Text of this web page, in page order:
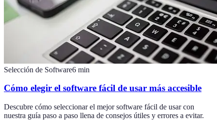
Selección de Software6 min
Cómo elegir el software fácil de usar más accesible
Descubre cómo seleccionar el mejor software fácil de usar con
nuestra guía paso a paso llena de consejos útiles y errores a evitar.